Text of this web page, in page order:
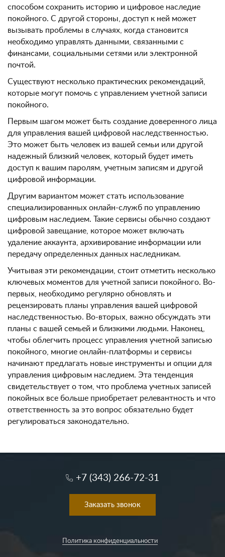
способом сохранить историю и цифровое наследие
покойного. С другой стороны, доступ к ней может
вызывать проблемы в случаях, когда становится
необходимо управлять данными, связанными с
финансами, социальными сетями или электронной
почтой.
Существуют несколько практических рекомендаций,
которые могут помочь с управлением учетной записи
покойного.
Первым шагом может быть создание доверенного лица
для управления вашей цифровой наследственностью.
Это может быть человек из вашей семьи или другой
надежный близкий человек, который будет иметь
доступ к вашим паролям, учетным записям и другой
цифровой информации.
Другим вариантом может стать использование
специализированных онлайн-служб по управлению
цифровым наследием. Такие сервисы обычно создают
цифровой завещание, которое может включать
удаление аккаунта, архивирование информации или
передачу определенных данных наследникам.
Учитывая эти рекомендации, стоит отметить несколько
ключевых моментов для учетной записи покойного. Во-
первых, необходимо регулярно обновлять и
рецензировать планы управления вашей цифровой
наследственностью. Во-вторых, важно обсуждать эти
планы с вашей семьей и близкими людьми. Наконец,
чтобы облегчить процесс управления учетной записью
покойного, многие онлайн-платформы и сервисы
начинают предлагать новые инструменты и опции для
управления цифровым наследием. Эта тенденция
свидетельствует о том, что проблема учетных записей
покойных все больше приобретает релевантность и что
ответственность за это вопрос обязательно будет
регулироваться законодательно.
+7 (343) 266-72-31
Заказать звонок
Политика конфиденциальности